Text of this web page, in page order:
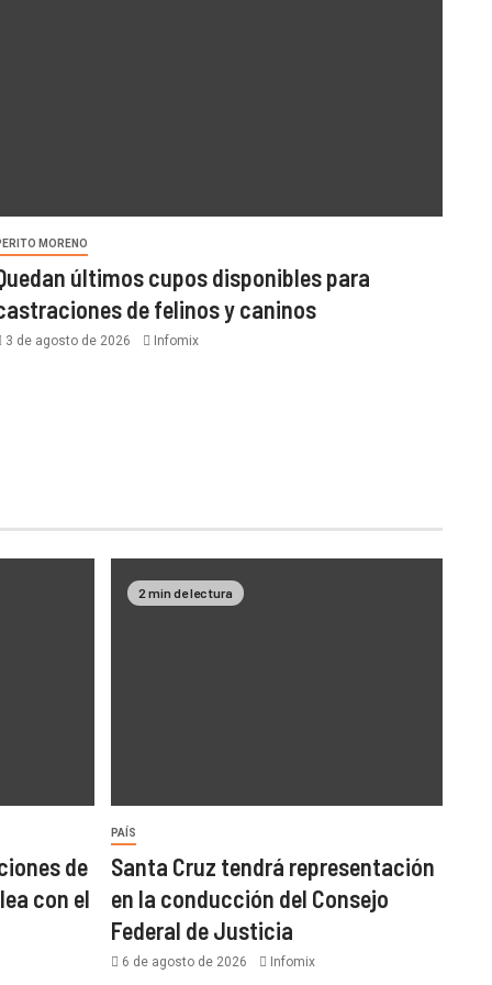
MORENO
últimos cupos disponibles para
de felinos y caninos
3 de agosto de 2026 Infomix
de
con el
2 min de lectura
PAÍS
Santa Cruz tendrá representación
en la conducción del Consejo
Federal de Justicia
6 de agosto de 2026 Infomix